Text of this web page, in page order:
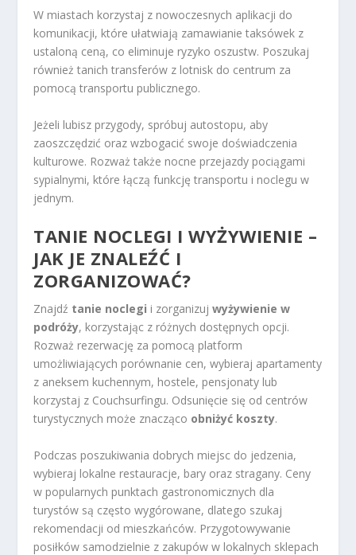
W miastach korzystaj z nowoczesnych aplikacji do
komunikacji, które ułatwiają zamawianie taksówek z
ustaloną ceną, co eliminuje ryzyko oszustw. Poszukaj
również tanich transferów z lotnisk do centrum za
pomocą transportu publicznego.
Jeżeli lubisz przygody, spróbuj autostopu, aby
zaoszczędzić oraz wzbogacić swoje doświadczenia
kulturowe. Rozważ także nocne przejazdy pociągami
sypialnymi, które łączą funkcję transportu i noclegu w
jednym.
TANIE NOCLEGI I WYŻYWIENIE –
JAK JE ZNALEŹĆ I
ZORGANIZOWAĆ?
Znajdź tanie noclegi i zorganizujwyżywienie w
podróży, korzystając z różnych dostępnych opcji.
Rozważ rezerwację za pomocą platform
umożliwiających porównanie cen, wybieraj apartamenty
z aneksem kuchennym, hostele, pensjonaty lub
korzystaj z Couchsurfingu. Odsunięcie się od centrów
turystycznych może znacząco obniżyć koszty.
Podczas poszukiwania dobrych miejsc do jedzenia,
wybieraj lokalne restauracje, bary oraz stragany. Ceny
w popularnych punktach gastronomicznych dla
turystów są często wygórowane, dlatego szukaj
rekomendacji od mieszkańców. Przygotowywanie
posiłków samodzielnie z zakupów w lokalnych sklepach